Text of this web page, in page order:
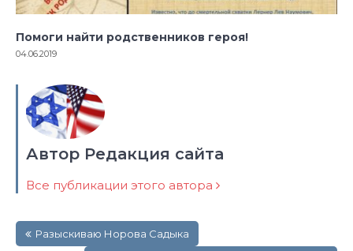
Помоги найти родственников героя!
04.06.2019
Автор Редакция сайта
Все публикации этого автора
по Разыскиваю Норова Садыка